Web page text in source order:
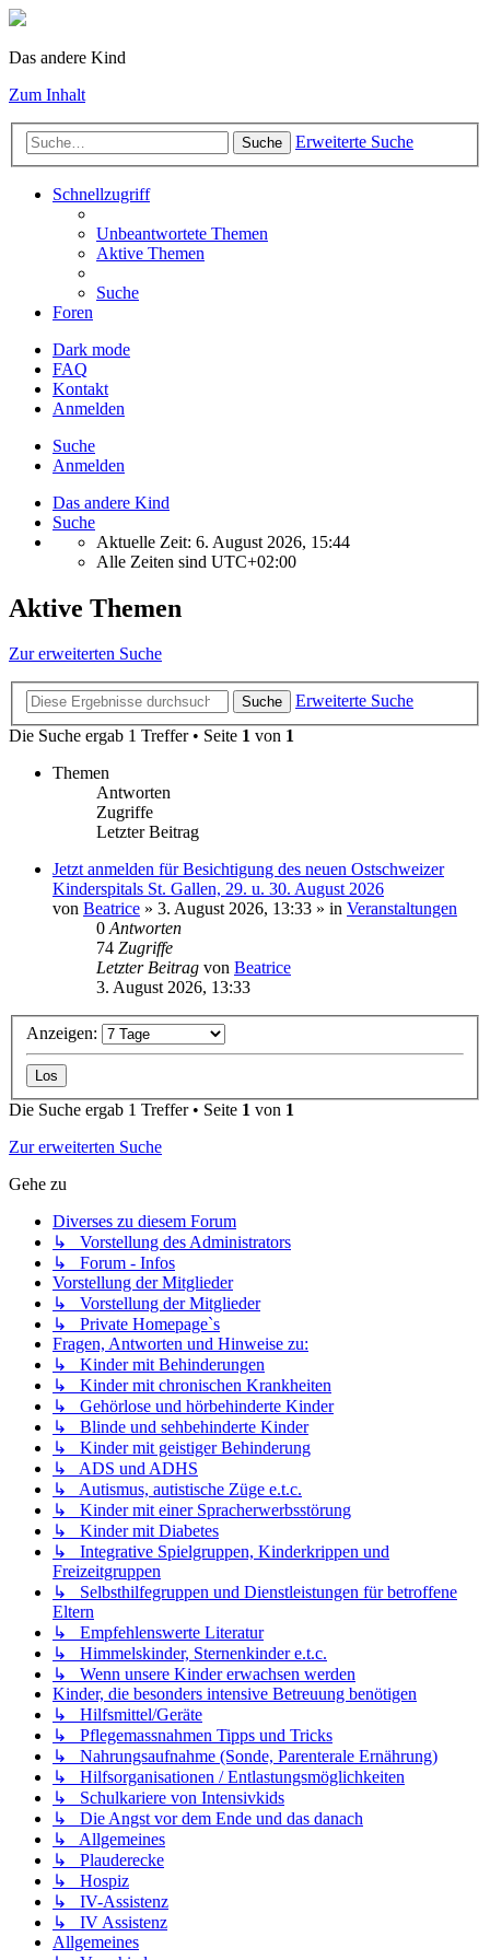
Das andere Kind
Zum Inhalt
Suche Erweiterte Suche
Schnellzugriff
Unbeantwortete Themen
Aktive Themen
Suche
Foren
Dark mode
FAQ
Kontakt
Anmelden
Suche
Anmelden
Das andere Kind
Suche
Aktuelle Zeit: 6. August 2026, 15:44
Alle Zeiten sind UTC+02:00
Aktive Themen
Zur erweiterten Suche
Suche
Erweiterte Suche
Die Suche ergab 1 Treffer • Seite 1 von 1
Themen
Antworten
Zugriffe
Letzter Beitrag
Jetzt anmelden für Besichtigung des neuen Ostschweizer
Kinderspitals St. Gallen, 29. u. 30. August 2026
von Beatrice » 3. August 2026, 13:33 » in Veranstaltungen
0 Antworten
74 Zugriffe
Letzter Beitrag von Beatrice
3. August 2026, 13:33
Anzeigen:
Die Suche ergab 1 Treffer • Seite 1 von 1
Zur erweiterten Suche
Gehe zu
Diverses zu diesem Forum
↳ Vorstellung des Administrators
↳ Forum - Infos
Vorstellung der Mitglieder
↳ Vorstellung der Mitglieder
↳ Private Homepage`s
Fragen, Antworten und Hinweise zu:
↳ Kinder mit Behinderungen
↳ Kinder mit chronischen Krankheiten
↳ Gehörlose und hörbehinderte Kinder
↳ Blinde und sehbehinderte Kinder
↳ Kinder mit geistiger Behinderung
↳ ADS und ADHS
↳ Autismus, autistische Züge e.t.c.
↳ Kinder mit einer Spracherwerbsstörung
↳ Kinder mit Diabetes
↳ Integrative Spielgruppen, Kinderkrippen und
Freizeitgruppen
↳ Selbsthilfegruppen und Dienstleistungen für betroffene
Eltern
↳ Empfehlenswerte Literatur
↳ Himmelskinder, Sternenkinder e.t.c.
↳ Wenn unsere Kinder erwachsen werden
Kinder, die besonders intensive Betreuung benötigen
↳ Hilfsmittel/Geräte
↳ Pflegemassnahmen Tipps und Tricks
↳ Nahrungsaufnahme (Sonde, Parenterale Ernährung)
↳ Hilfsorganisationen / Entlastungsmöglichkeiten
↳ Schulkariere von Intensivkids
↳ Die Angst vor dem Ende und das danach
↳ Allgemeines
↳ Plauderecke
↳ Hospiz
↳ IV-Assistenz
↳ IV Assistenz
Allgemeines